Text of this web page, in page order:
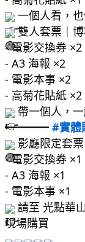
一個人看，
雙人套票｜
- 電影交換券 ×2
- A3 海報 ×2
- 電影本事 ×2
- 高菊花貼紙 ×2
帶一個人，
━━━━ #實體
影廳限定套
- 電影交換券 ×1
- A3 海報 ×1
- 電影本事 ×1
請至 光點華
現場購買